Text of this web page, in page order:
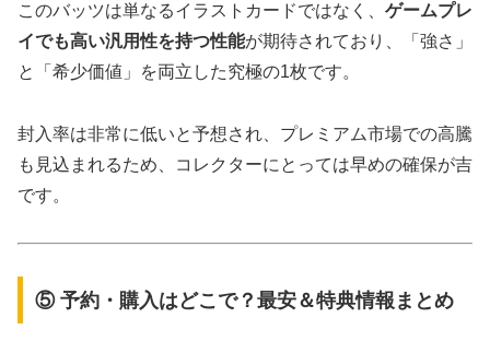
このバッツは単なるイラストカードではなく、 ゲームプレ
イでも高い汎用性を持つ性能が期待されており、「強さ」
と「希少価値」を両立した究極の1枚です。
封入率は非常に低いと予想され、プレミアム市場での高騰
も見込まれるため、コレクターにとっては早めの確保が吉
です。
⑤ 予約・購入はどこで？最安＆特典情報まとめ